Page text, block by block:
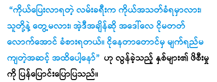
“ကိုယ်ပြေးလာရတဲ့ လမ်းခရီးက ကိုယ်အသတ်ခံရမှာလား၊
သူတို့နဲ့ တွေ့မလား၊ အဲ့ဒီအချိန်ဆို အဒေါ်လေ ငိုမတတ်
လောက်အောင် ခံစားရတယ်။ ငိုနေတာတောင်မှ မျက်ရည်မ
ကျတဲ့အဆင့် အထိပေါ့နော်” ဟု လွန်ခဲ့သည့် နှစ်များ၏ ဖိစီးမှု
ကို ပြန်ပြောင်းပြောပြသည်။